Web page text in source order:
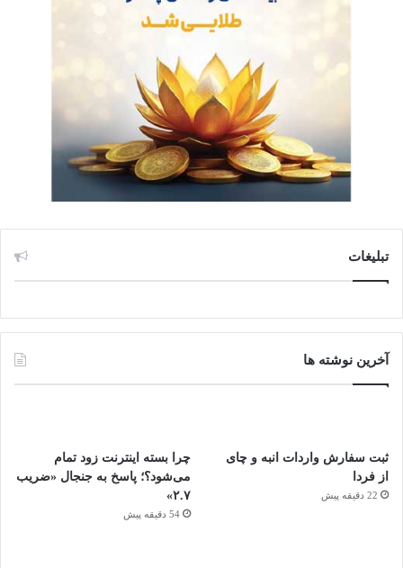
تبلیغات
آخرین نوشته ها
ثبت سفارش واردات انبه و چای
از فردا
22 دقیقه پیش
چرا بسته اینترنت زود تمام
می‌شود؟؛ پاسخ به جنجال «ضریب
۲.۷»
54 دقیقه پیش